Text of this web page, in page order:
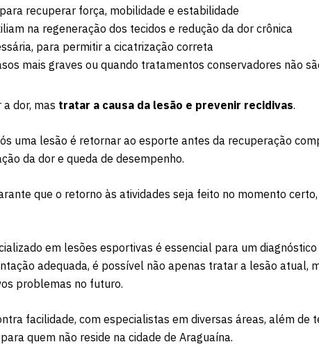
recuperar força, mobilidade e estabilidade
na regeneração dos tecidos e redução da dor crônica
para permitir a cicatrização correta
mais graves ou quando tratamentos conservadores não
dor, mas tratar a causa da lesão e prevenir recidivas.
uma lesão é retornar ao esporte antes da recuperação
da dor e queda de desempenho.
que o retorno às atividades seja feito no momento
em lesões esportivas é essencial para um
adequada, é possível não apenas tratar a lesão atual,
problemas no futuro.
facilidade, com especialistas em diversas áreas, além de
quem não reside na cidade de Araguaína.